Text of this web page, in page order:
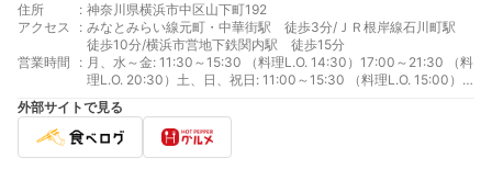
住所 : 神奈川県横浜市中区山下町192
アクセス
: みなとみらい線元町・中華街駅 徒歩3分/ＪＲ根岸線石川町駅
徒歩10分/横浜市営地下鉄関内駅 徒歩15分
営業時間
: 月、水～金: 11:30～15:30 （料理L.O. 14:30）17:00～21:30 （料
理L.O. 20:30）土、日、祝日: 11:00～15:30 （料理L.O. 15:00）
17:00～21:30 （料理L.O. 20:30）
外部サイトで見る